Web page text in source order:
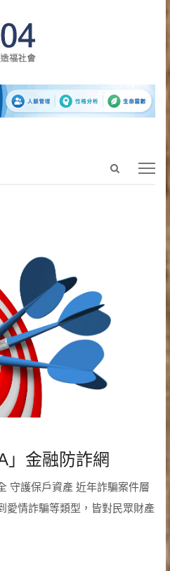
Open
search
」金融防詐網
守護保戶資產 近年詐騙案件層
愛情詐騙等類型，皆對民眾財產